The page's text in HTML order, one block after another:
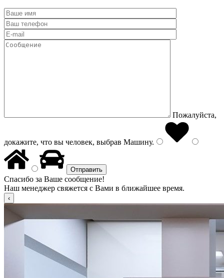
Пожалуйста,
докажите, что вы человек, выбрав Машину.
Спасибо за Ваше сообщение!
Наш менеджер свяжется с Вами в ближайшее время.